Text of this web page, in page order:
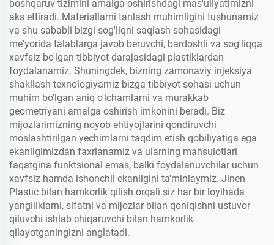
boshqaruv tizimini amalga oshirishdagi mas'uliyatimizni
aks ettiradi. Materiallarni tanlash muhimligini tushunamiz
va shu sababli bizgi sog'liqni saqlash sohasidagi
me'yorida talablarga javob beruvchi, bardoshli va sog'liqqa
xavfsiz bo'lgan tibbiyot darajasidagi plastiklardan
foydalanamiz. Shuningdek, bizning zamonaviy injeksiya
shakllash texnologiyamiz bizga tibbiyot sohasi uchun
muhim bo'lgan aniq o'lchamlarni va murakkab
geometriyani amalga oshirish imkonini beradi. Biz
mijozlarimizning noyob ehtiyojlarini qondiruvchi
moslashtirilgan yechimlarni taqdim etish qobiliyatiga ega
ekanligimizdan faxrlanamiz va ularning mahsulotlari
faqatgina funktsional emas, balki foydalanuvchilar uchun
xavfsiz hamda ishonchli ekanligini ta'minlaymiz. Jinen
Plastic bilan hamkorlik qilish orqali siz har bir loyihada
yangiliklarni, sifatni va mijozlar bilan qoniqishni ustuvor
qiluvchi ishlab chiqaruvchi bilan hamkorlik
qilayotganingizni anglatadi.